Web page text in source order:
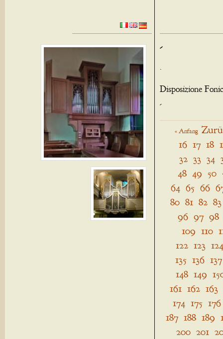
-
.
Disposizione
-
« Anfang
16 17 18
32 33 34
48 49 50
64 65 66
80 81 82 83
96 97 98
109 110
122 123 124
135 136 137
148 149
161 162 163
174 175 176
187 188 189
200 201